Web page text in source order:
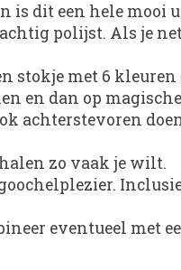
is dit een hele mooi
polijst. Als je
stokje met 6 kleuren
en dan op
achterstevoren
zo vaak je wilt.
eventueel met